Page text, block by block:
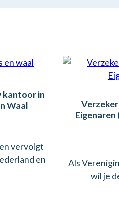
kantoor in
Waal
vervolgt
en
Eigenaren
Als
wil je